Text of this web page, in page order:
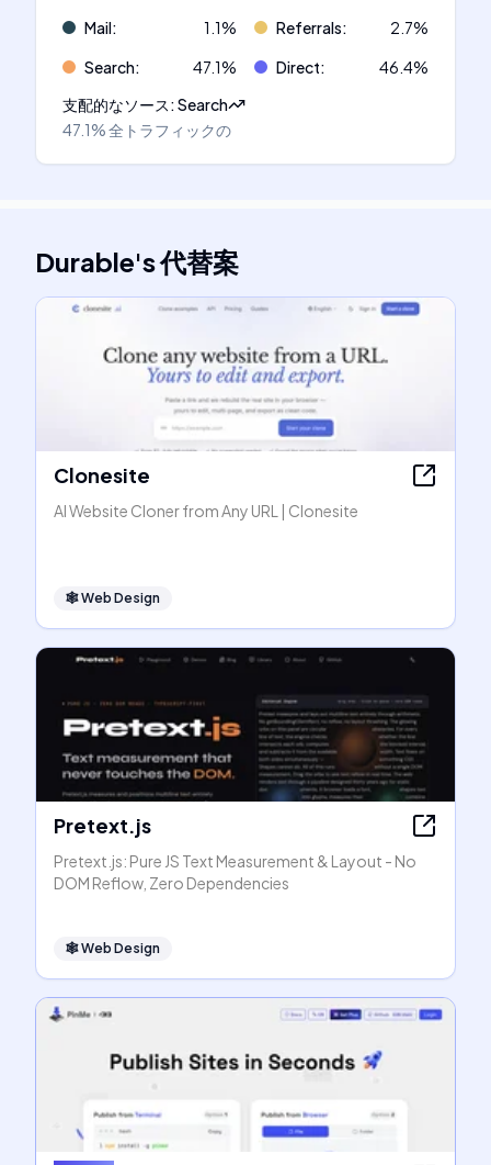
Mail: 1.1% Referrals: 2.7%
Search: 47.1% Direct: 46.4%
支配的なソース:Search
47.1%全トラフィックの
Durable's代替案
Clonesite
AI Website Cloner from Any URL | Clonesite
🕸Web Design
Pretext.js
Pretext.js: Pure JS Text Measurement & Layout - No
DOM Reflow, Zero Dependencies
🕸Web Design